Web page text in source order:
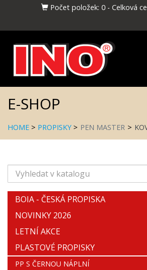
Počet položek: 0 - Celková
E-SHOP
HOME > PROPISKY> PEN MASTER >
Vyhledat
v
katalogu
BOIA - ČESKÁ PROPISKA
NOVINKY 2026
LETNÍ AKCE
PLASTOVÉ PROPISKY
PP S ČERNOU NÁPLNÍ